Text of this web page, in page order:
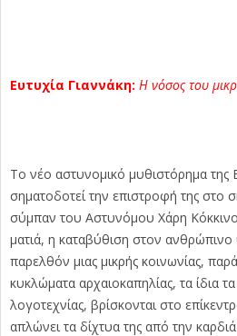
Ευτυχία Γιαννάκη: Η νόσος του
Το νέο αστυνομικό μυθιστόρημα της
σηματοδοτεί την επιστροφή της στο
σύμπαν του Αστυνόμου Χάρη
ματιά, η καταβύθιση στον
παρελθόν μιας μικρής κοινωνίας,
κυκλώματα αρχαιοκαπηλίας, τα ίδια
λογοτεχνίας, βρίσκονται στο
απλώνει τα δίχτυα της από την